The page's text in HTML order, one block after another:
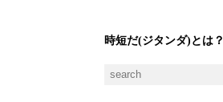
時短だ(ジタンダ)とは？